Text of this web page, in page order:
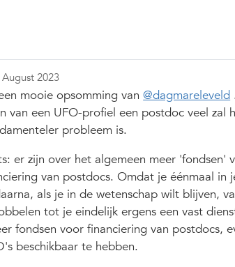
August 2023
mooie opsomming van@dagmareleveld
van een UFO-profiel een postdoc veel zal
probleem is.
er zijn over het algemeen meer 'fondsen'
van postdocs. Omdat je éénmaal in
als je in de wetenschap wilt blijven,
tot je eindelijk ergens een vast
fondsen voor financiering van postdocs,
beschikbaar te hebben.